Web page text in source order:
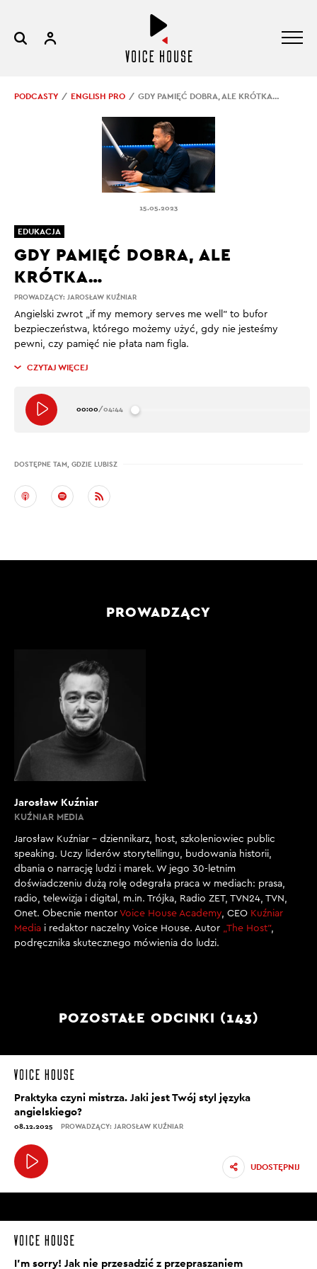
PODCASTY ENGLISH PRO GDY PAMIĘĆ DOBRA, ALE KRÓTKA…
15.05.2023
PROWADZĄCY: JAROSŁAW KUŹNIAR
GDY PAMIĘĆ DOBRA, ALE
KRÓTKA…
Angielski zwrot „if my memory serves me well” to bufor
bezpieczeństwa, którego możemy użyć, gdy nie jesteśmy
pewni, czy pamięć nie płata nam figla.
CZYTAJ WIĘCEJ
00:00/04:44
DOSTĘPNE TAM, GDZIE LUBISZ
EDUKACJA
PROWADZĄCY
Jarosław Kuźniar
KUŹNIAR MEDIA
Jarosław Kuźniar – dziennikarz, host, szkoleniowiec public
speaking. Uczy liderów storytellingu, budowania historii,
dbania o narrację ludzi i marek. W jego 30-letnim
doświadczeniu dużą rolę odegrała praca w mediach: prasa,
radio, telewizja i digital, m.in. Trójka, Radio ZET, TVN24, TVN,
Onet. Obecnie mentor Voice House Academy , CEO Kuźniar
Media i redaktor naczelny Voice House. Autor „The Host”,
podręcznika skutecznego mówienia do ludzi.
POZOSTAŁE ODCINKI (143)
Praktyka czyni mistrza. Jaki jest Twój styl języka
angielskiego?
08.12.2025 PROWADZĄCY: JAROSŁAW KUŹNIAR
UDOSTĘPNIJ
I’m sorry! Jak nie przesadzić z przepraszaniem